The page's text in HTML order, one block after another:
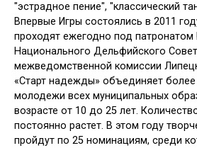
"эстрадное пение", "классический
Впервые Игры состоялись в 2011
проходят ежегодно под
Национального Дельфийского
межведомственной комиссии
«Старт надежды» объединяет более
молодежи всех муниципальных
возрасте от 10 до 25 лет.
постоянно растет. В этом году
пройдут по 25 номинациям, среди